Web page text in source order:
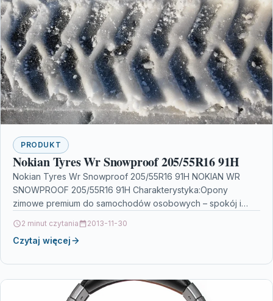
PRODUKT
Nokian Tyres Wr Snowproof 205/55R16 91H
Nokian Tyres Wr Snowproof 205/55R16 91H NOKIAN WR
SNOWPROOF 205/55R16 91H Charakterystyka:Opony
zimowe premium do samochodów osobowych – spokój i
2 minut czytania 2013-11-30
Czytaj więcej